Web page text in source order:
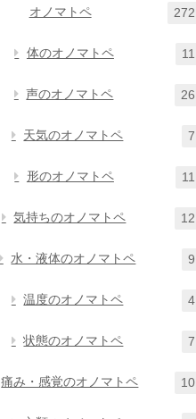
オノマトペ 272
体のオノマトペ 11
声のオノマトペ 26
天気のオノマトペ 7
形のオノマトペ 11
気持ちのオノマトペ 12
水・液体のオノマトペ 9
温度のオノマトペ 4
状態のオノマトペ 7
痛み・感覚のオノマトペ 10